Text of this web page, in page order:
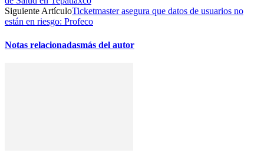
Siguiente ArtículoTicketmaster asegura que datos de usuarios no
están en riesgo: Profeco
Notas relacionadasmás del autor